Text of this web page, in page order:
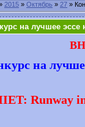
2015 » Октябрь » 27 »
на лучшее эссе
на
Runway